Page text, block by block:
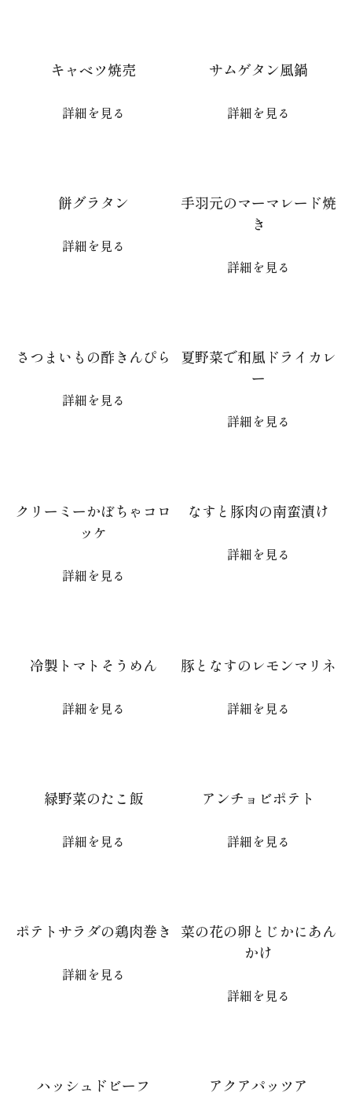
キャベツ焼売
詳細を見る
サムゲタン風鍋
詳細を見る
餅グラタン
詳細を見る
手羽元のマーマレード焼
き
詳細を見る
さつまいもの酢きんぴら
詳細を見る
夏野菜で和風ドライカレ
ー
詳細を見る
クリーミーかぼちゃコロ
ッケ
詳細を見る
なすと豚肉の南蛮漬け
詳細を見る
冷製トマトそうめん
詳細を見る
豚となすのレモンマリネ
詳細を見る
緑野菜のたこ飯
詳細を見る
アンチョビポテト
詳細を見る
ポテトサラダの鶏肉巻き
詳細を見る
菜の花の卵とじかにあん
かけ
詳細を見る
ハッシュドビーフ アクアパッツア